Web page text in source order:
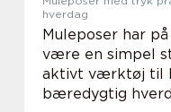
hverdag
Muleposer har
være en simpel
aktivt værktøj til
bæredygtig